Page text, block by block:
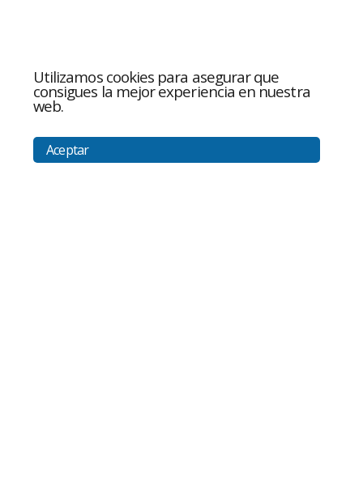
Utilizamos cookies para asegurar que
consigues la mejor experiencia en nuestra
web.
Aceptar